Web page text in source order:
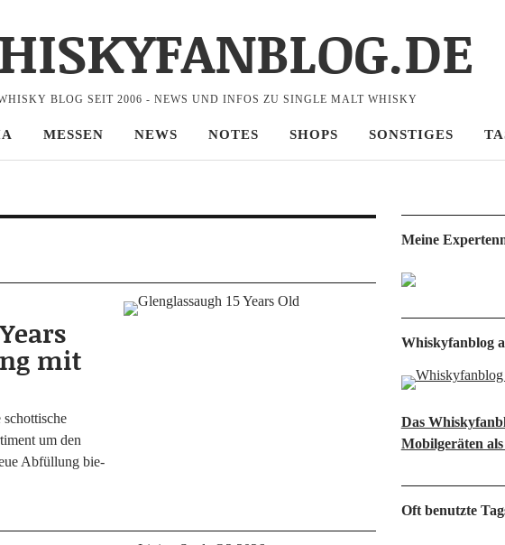
BLOG SEIT 2006 - NEWS UND INFOS ZU SINGLE MALT WHISKY
MESSEN NEWS NOTES SHOPS SONSTIGES
mit
um den
Abfül­lung bie­
Meine
Whiskyfanblog
Das
Mobilgeräten als
Oft benutzte